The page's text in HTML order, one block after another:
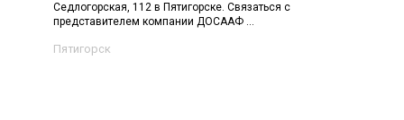
Седлогорская, 112 в Пятигорске. Связаться с
представителем компании ДОСААФ ...
Пятигорск